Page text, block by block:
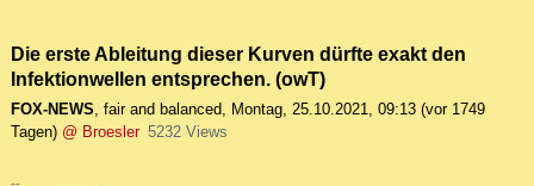
Die erste Ableitung dieser Kurven dürfte exakt den
Infektionwellen entsprechen. (owT)
FOX-NEWS, fair and balanced, Montag, 25.10.2021, 09:13 (vor 1749
Tagen) @ Broesler 5232 Views